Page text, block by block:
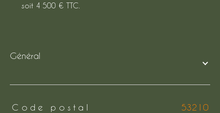
soit 4 500 € TTC.
général
TRAD_ZEPHYR_Caracteristique TRAD_ZEPHYR_Valeurs
Code postal 53210